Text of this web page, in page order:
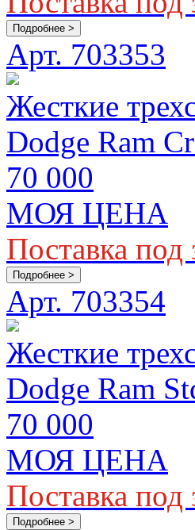
Подробнее >
Арт. 703353
Жесткие
Dodge Ram
70 000
МОЯ ЦЕНА
Поставка под
Подробнее >
Арт. 703354
Жесткие
Dodge Ram
70 000
МОЯ ЦЕНА
Поставка под
Подробнее >